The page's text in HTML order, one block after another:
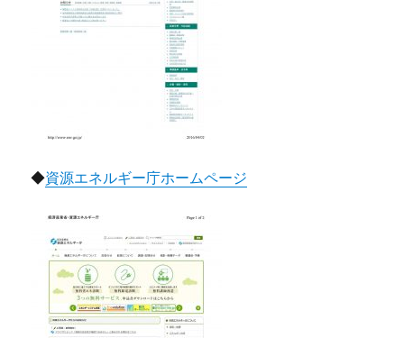
◆資源エネルギー庁ホームページ